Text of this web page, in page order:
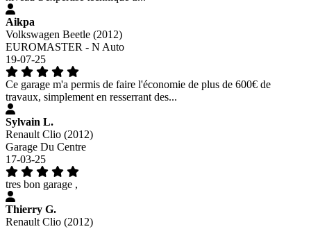
Aikpa
Volkswagen Beetle (2012)
EUROMASTER - N Auto
19-07-25
Ce garage m'a permis de faire l'économie de plus de 600€ de
travaux, simplement en resserrant des...
Sylvain L.
Renault Clio (2012)
Garage Du Centre
17-03-25
tres bon garage ,
Thierry G.
Renault Clio (2012)